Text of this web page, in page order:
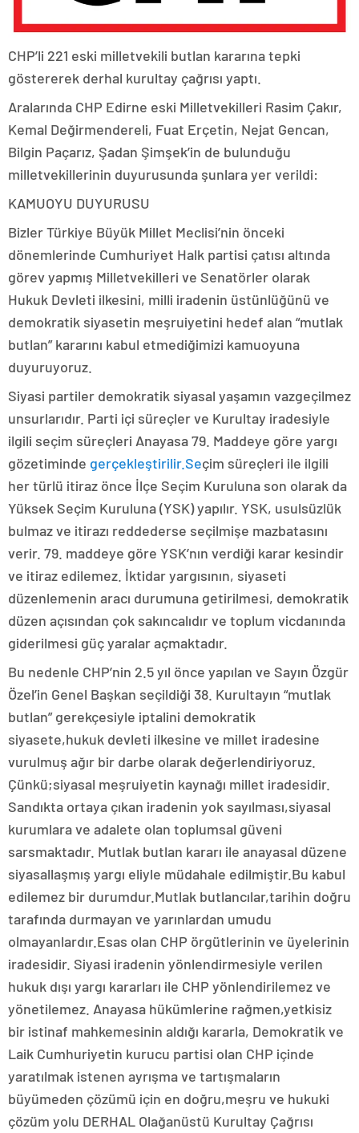
CHP’li 221 eski milletvekili butlan kararına tepki
göstererek derhal kurultay çağrısı yaptı.
Aralarında CHP Edirne eski Milletvekilleri Rasim Çakır,
Kemal Değirmendereli, Fuat Erçetin, Nejat Gencan,
Bilgin Paçarız, Şadan Şimşek’in de bulunduğu
milletvekillerinin duyurusunda şunlara yer verildi:
KAMUOYU DUYURUSU
Bizler Türkiye Büyük Millet Meclisi’nin önceki
dönemlerinde Cumhuriyet Halk partisi çatısı altında
görev yapmış Milletvekilleri ve Senatörler olarak
Hukuk Devleti ilkesini, milli iradenin üstünlüğünü ve
demokratik siyasetin meşruiyetini hedef alan “mutlak
butlan” kararını kabul etmediğimizi kamuoyuna
duyuruyoruz.
Siyasi partiler demokratik siyasal yaşamın vazgeçilmez
unsurlarıdır. Parti içi süreçler ve Kurultay iradesiyle
ilgili seçim süreçleri Anayasa 79. Maddeye göre yargı
gözetiminde gerçekleştirilir.Seçim süreçleri ile ilgili
her türlü itiraz önce İlçe Seçim Kuruluna son olarak da
Yüksek Seçim Kuruluna (YSK) yapılır. YSK, usulsüzlük
bulmaz ve itirazı reddederse seçilmişe mazbatasını
verir. 79. maddeye göre YSK’nın verdiği karar kesindir
ve itiraz edilemez. İktidar yargısının, siyaseti
düzenlemenin aracı durumuna getirilmesi, demokratik
düzen açısından çok sakıncalıdır ve toplum vicdanında
giderilmesi güç yaralar açmaktadır.
Bu nedenle CHP’nin 2.5 yıl önce yapılan ve Sayın Özgür
Özel’in Genel Başkan seçildiği 38. Kurultayın “mutlak
butlan” gerekçesiyle iptalini demokratik
siyasete,hukuk devleti ilkesine ve millet iradesine
vurulmuş ağır bir darbe olarak değerlendiriyoruz.
Çünkü;siyasal meşruiyetin kaynağı millet iradesidir.
Sandıkta ortaya çıkan iradenin yok sayılması,siyasal
kurumlara ve adalete olan toplumsal güveni
sarsmaktadır. Mutlak butlan kararı ile anayasal düzene
siyasallaşmış yargı eliyle müdahale edilmiştir.Bu kabul
edilemez bir durumdur.Mutlak butlancılar,tarihin doğru
tarafında durmayan ve yarınlardan umudu
olmayanlardır.Esas olan CHP örgütlerinin ve üyelerinin
iradesidir. Siyasi iradenin yönlendirmesiyle verilen
hukuk dışı yargı kararları ile CHP yönlendirilemez ve
yönetilemez. Anayasa hükümlerine rağmen,yetkisiz
bir istinaf mahkemesinin aldığı kararla, Demokratik ve
Laik Cumhuriyetin kurucu partisi olan CHP içinde
yaratılmak istenen ayrışma ve tartışmaların
büyümeden çözümü için en doğru,meşru ve hukuki
çözüm yolu DERHAL Olağanüstü Kurultay Çağrısı